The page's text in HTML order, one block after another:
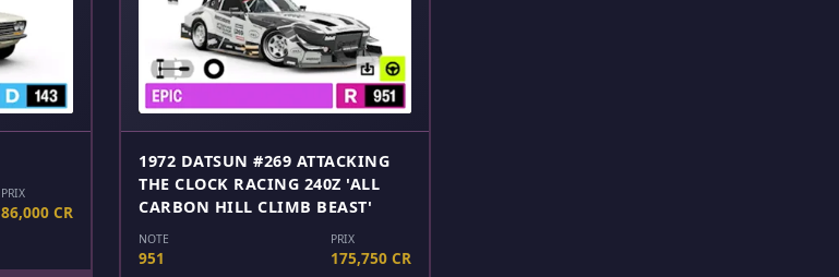
PRIX
86,000 CR
1972 DATSUN #269 ATTACKING
THE CLOCK RACING 240Z 'ALL
CARBON HILL CLIMB BEAST'
NOTE
951
PRIX
175,750 CR